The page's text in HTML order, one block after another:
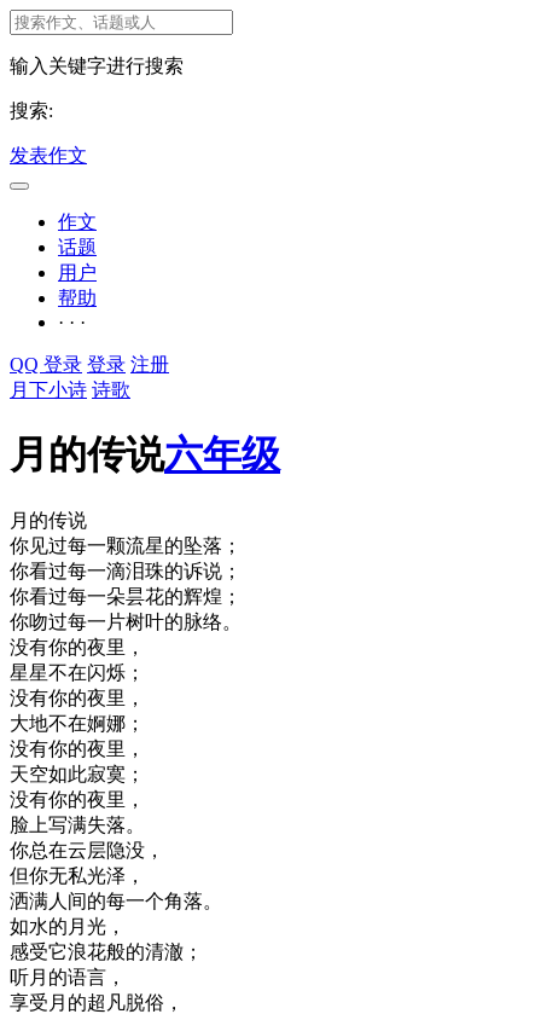
输入关键字进行搜索
搜索:
发表作文
作文
话题
用户
帮助
· · ·
QQ 登录 登录 注册
月下小诗 诗歌
月的传说六年级
月的传说
你见过每一颗流星的坠落；
你看过每一滴泪珠的诉说；
你看过每一朵昙花的辉煌；
你吻过每一片树叶的脉络。
没有你的夜里，
星星不在闪烁；
没有你的夜里，
大地不在婀娜；
没有你的夜里，
天空如此寂寞；
没有你的夜里，
脸上写满失落。
你总在云层隐没，
但你无私光泽，
洒满人间的每一个角落。
如水的月光，
感受它浪花般的清澈；
听月的语言，
享受月的超凡脱俗，